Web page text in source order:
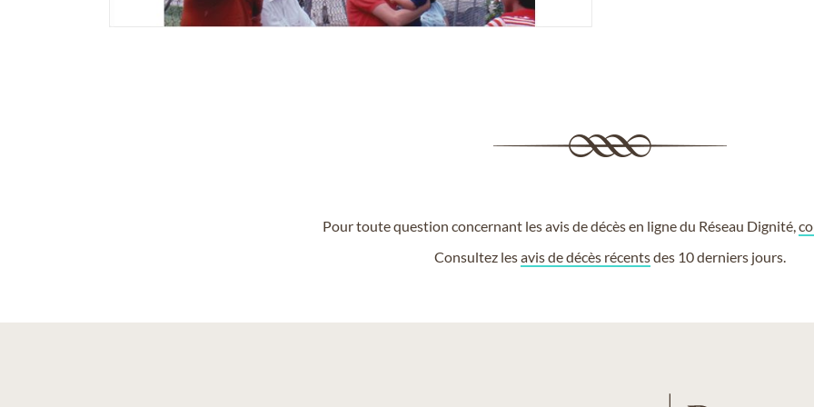
Pour toute question concernant les avis de décès en ligne du Réseau Dignité,
Consultez lesavis de décès récentsdes 10 derniers jours.